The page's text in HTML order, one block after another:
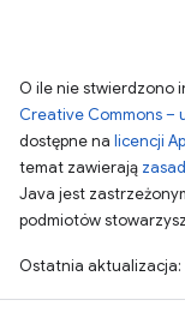
O ile nie stwierdzono
Creative Commons –
dostępne na licencji
temat zawierają
Java jest
podmiotów
Ostatnia aktualizacja: